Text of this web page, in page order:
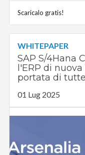
Scaricalo gratis!
WHITEPAPER
SAP S/4Hana
l'ERP di
portata di
01 Lug 2025